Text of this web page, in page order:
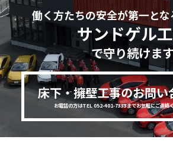
働く方たちの安全が第一と
サンドゲル
で守り続けます
床下・擁壁工事のお問い
お電話の方はTEL 052-401-7333までお気軽にご連絡